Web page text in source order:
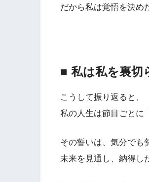
だから私は覚悟を決め
■ 私は私を裏切
こうして振り返ると、
私の人生は節目ごとに
その誓いは、気分でも
未来を見通し、納得し